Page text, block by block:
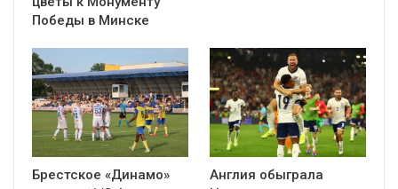
Победы в Минске
Брестское «Динамо»
Англия обыграла